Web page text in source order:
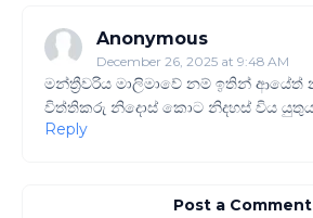
Anonymous
December 26, 2025 at 9:48 AM
මන්ත්‍රීවරිය මාලිමාවේ නම් ඉතින් ආයේත්
විත්තිකරු නිදොස් කොට නිදහස් විය
Reply
Post a Comment